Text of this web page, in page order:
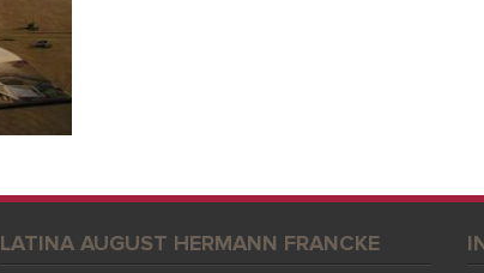
LATINA AUGUST HERMANN FRANCKE